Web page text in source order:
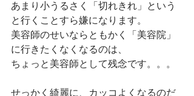
あまり小うるさく「切れきれ」という
と行くことすら嫌になります。
美容師のせいならともかく「美容院」
に行きたくなくなるのは、
ちょっと美容師として残念です。。。
せっかく綺麗に、カッコよくなるのだ